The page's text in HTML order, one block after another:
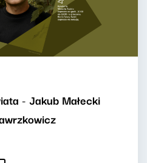
- Jakub Małecki